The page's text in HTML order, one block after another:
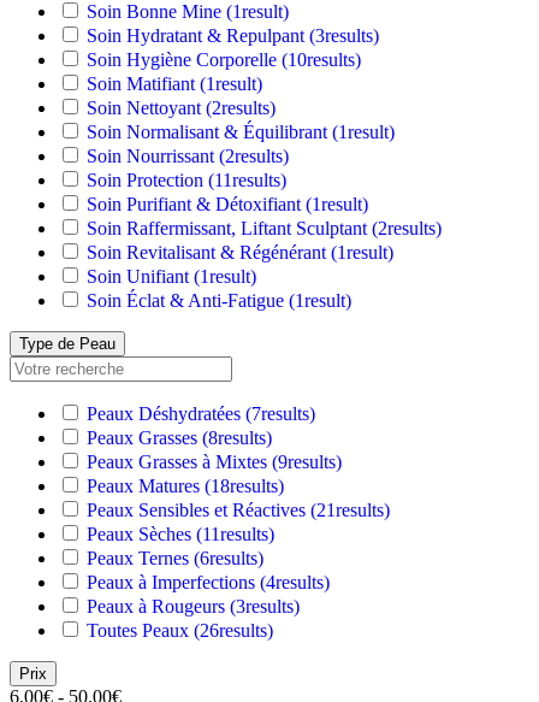
Soin Bonne Mine (1result)
Soin Hydratant & Repulpant(3results)
Soin Hygiène Corporelle (10results)
Soin Matifiant(1result)
Soin Nettoyant(2results)
Soin Normalisant & Équilibrant(1result)
Soin Nourrissant(2results)
Soin Protection (11results)
Soin Purifiant & Détoxifiant(1result)
Soin Raffermissant, Liftant Sculptant(2results)
Soin Revitalisant & Régénérant(1result)
Soin Unifiant(1result)
Soin Éclat & Anti-Fatigue (1result)
Type de Peau
Peaux Déshydratées (7results)
Peaux Grasses (8results)
Peaux Grasses à Mixtes (9results)
Peaux Matures (18results)
Peaux Sensibles et Réactives (21results)
Peaux Sèches (11results)
Peaux Ternes (6results)
Peaux à Imperfections (4results)
Peaux à Rougeurs (3results)
Toutes Peaux (26results)
Prix
6.00€ - 50.00€